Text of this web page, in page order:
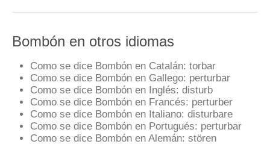
Bombón en otros idiomas
Como se dice Bombón en Catalán: torbar
Como se dice Bombón en Gallego: perturbar
Como se dice Bombón en Inglés: disturb
Como se dice Bombón en Francés: perturber
Como se dice Bombón en Italiano: disturbare
Como se dice Bombón en Portugués: perturbar
Como se dice Bombón en Alemán: stören